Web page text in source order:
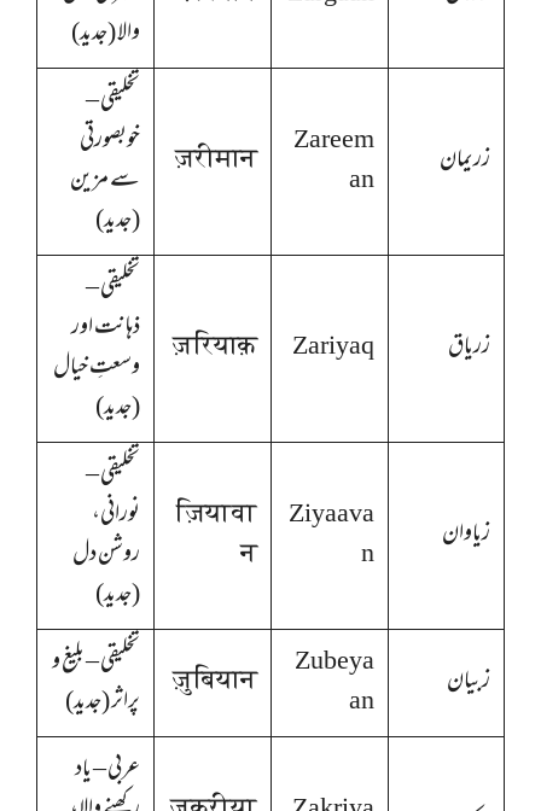
والا (جدید)
زریمان
Zareem
an
ज़रीमान
تخلیقی –
خوبصورتی
سے مزین
(جدید)
زریاق Zariyaq
ज़रियाक़
تخلیقی –
ذہانت اور
وسعتِ خیال
(جدید)
زیاوان
Ziyaava
n
ज़ियावा
न
تخلیقی –
نورانی،
روشن دل
(جدید)
زبیان
Zubeya
an
ज़ुबियान
تخلیقی – بلیغ و
پراثر (جدید)
عربی – یاد